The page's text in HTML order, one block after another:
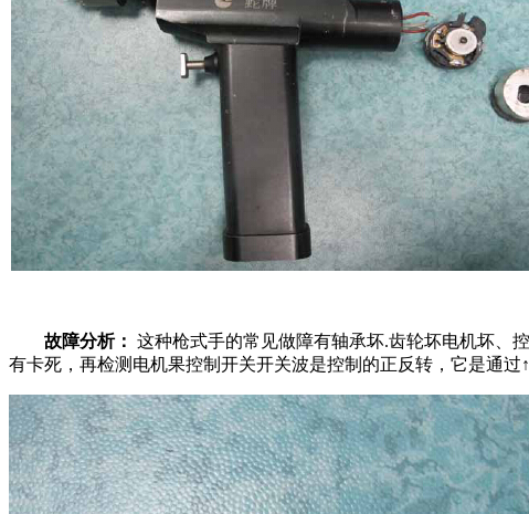
故障分析： 这种枪式手的常见做障有轴承坏.齿轮坏电机坏、
有卡死，再检测电机果控制开关开关波是控制的正反转，它是通